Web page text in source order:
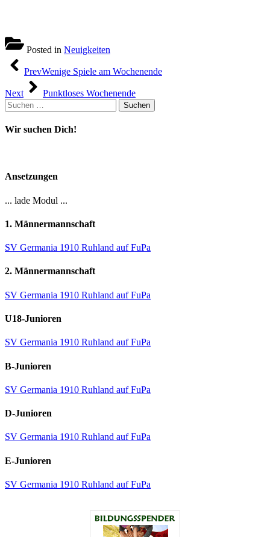
Posted in Neuigkeiten
Beitragsnavigation
PrevWenige Spiele am Wochenende
Next
Punktloses Wochenende
Suchen
nach:
Wir suchen Dich!
Ansetzungen
... lade Modul ...
1. Männermannschaft
SV Germania 1910 Ruhland auf FuPa
2. Männermannschaft
SV Germania 1910 Ruhland auf FuPa
U18-Junioren
SV Germania 1910 Ruhland auf FuPa
B-Junioren
SV Germania 1910 Ruhland auf FuPa
D-Junioren
SV Germania 1910 Ruhland auf FuPa
E-Junioren
SV Germania 1910 Ruhland auf FuPa